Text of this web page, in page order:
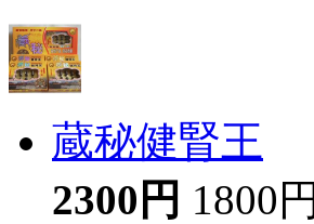
蔵秘健腎王
2300円 1800円